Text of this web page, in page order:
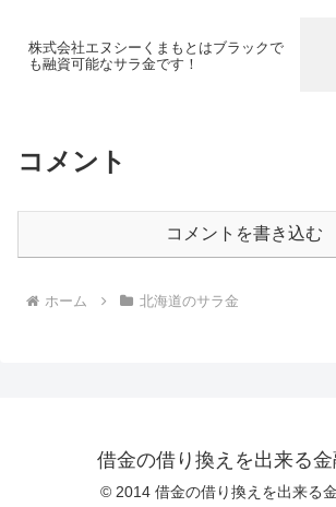
株式会社エヌシーくまもとはブラックで
も融資可能なサラ金です！
コメント
コメントを書き込む
ホーム 北海道のサラ金
借金の借り換えを出来る
© 2014 借金の借り換えを出来る